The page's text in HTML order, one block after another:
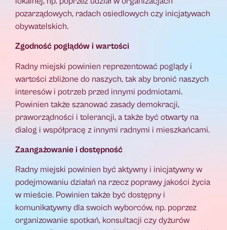
pozarządowych, radach osiedlowych czy inicjatywach
obywatelskich.
Zgodność poglądów i wartości
Radny miejski powinien reprezentować poglądy i
wartości zbliżone do naszych, tak aby bronić naszych
interesów i potrzeb przed innymi podmiotami.
Powinien także szanować zasady demokracji,
praworządności i tolerancji, a także być otwarty na
dialog i współpracę z innymi radnymi i mieszkańcami.
Zaangażowanie i dostępność
Radny miejski powinien być aktywny i inicjatywny w
podejmowaniu działań na rzecz poprawy jakości życia
w mieście. Powinien także być dostępny i
komunikatywny dla swoich wyborców, np. poprzez
organizowanie spotkań, konsultacji czy dyżurów